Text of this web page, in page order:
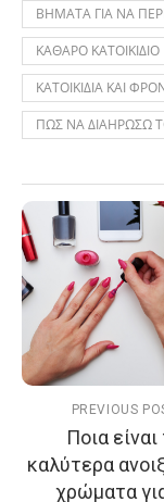
ΒΗΜΑΤΑ ΓΙΑ ΝΑ
ΚΑΘΑΡΟ ΚΑΤΟΙΚΙΔΙΟ
ΚΑΤΟΙΚΙΔΙΑ ΚΑΙ
ΠΩΣ ΝΑ ΔΙΑΗΡΩΣΩ
PREVIOUS
Ποια είναι
καλύτερα
χρώματα